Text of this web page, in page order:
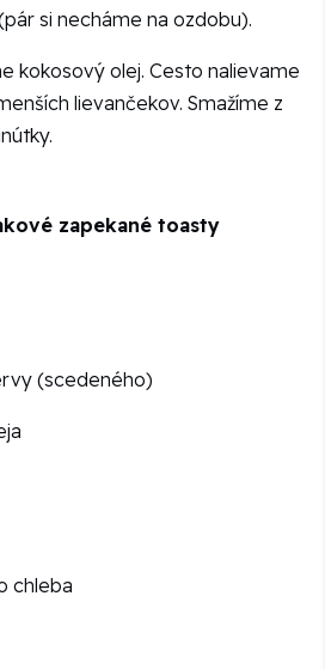
si necháme na ozdobu).
kokosový olej. Cesto nalievame
lievančekov. Smažíme z
zapekané toasty
(scedeného)
chleba